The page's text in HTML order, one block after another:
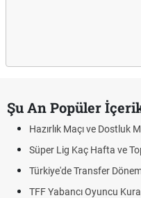
Şu An Popüler
Hazırlık Maçı ve Dostluk
Süper Lig Kaç Hafta ve
Türkiye'de Transfer
TFF Yabancı Oyuncu